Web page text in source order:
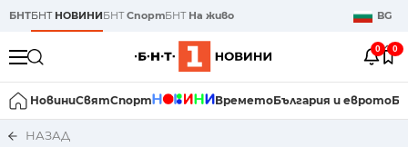
БНТБНТ НОВИНИБНТСпортБНТ На живо BG
0 0
НовиниСвятСпорт ВреметоБългария и еврото
НАЗАД